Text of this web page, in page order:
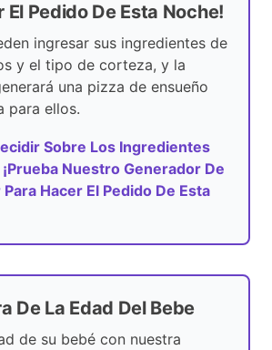
El Pedido De Esta Noche!
ingresar sus ingredientes de
y el tipo de corteza, y la
una pizza de ensueño
para ellos.
Sobre Los Ingredientes
¡Prueba Nuestro Generador De
Hacer El Pedido De Esta
De La Edad Del Bebe
de su bebé con nuestra